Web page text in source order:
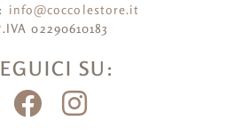
info@coccolestore.it
02290610183
SU: